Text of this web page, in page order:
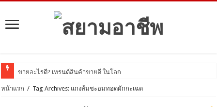
ขายอะไรดี? เทรนด์สินค้าขายดี ในโลกออนไลน์
หน้าแรก / Tag Archives: แกงส้มชะอมทอดผักกะเฉด